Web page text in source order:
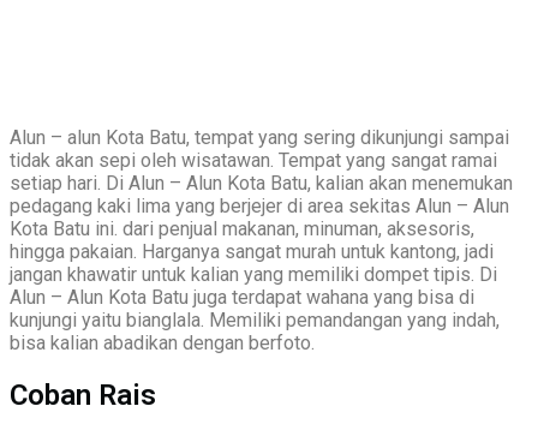
Alun – alun Kota Batu, tempat yang sering dikunjungi sampai
tidak akan sepi oleh wisatawan. Tempat yang sangat ramai
setiap hari. Di Alun – Alun Kota Batu, kalian akan menemukan
pedagang kaki lima yang berjejer di area sekitas Alun – Alun
Kota Batu ini. dari penjual makanan, minuman, aksesoris,
hingga pakaian. Harganya sangat murah untuk kantong, jadi
jangan khawatir untuk kalian yang memiliki dompet tipis. Di
Alun – Alun Kota Batu juga terdapat wahana yang bisa di
kunjungi yaitu bianglala. Memiliki pemandangan yang indah,
bisa kalian abadikan dengan berfoto.
Coban Rais